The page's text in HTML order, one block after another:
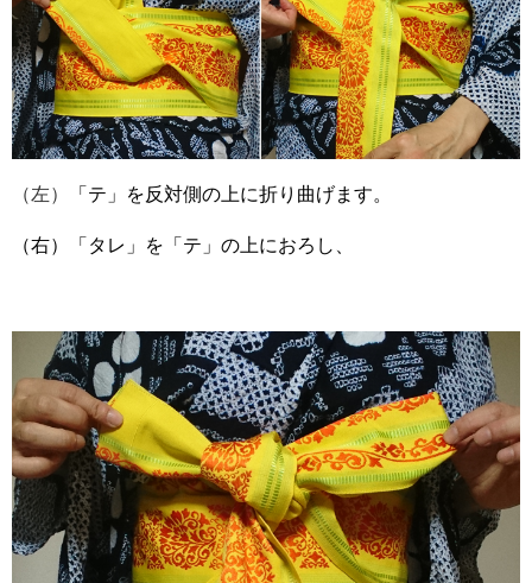
（左） 「テ」を反対側の上に折り曲げます。
（右）「タレ」を「テ」の上におろし、